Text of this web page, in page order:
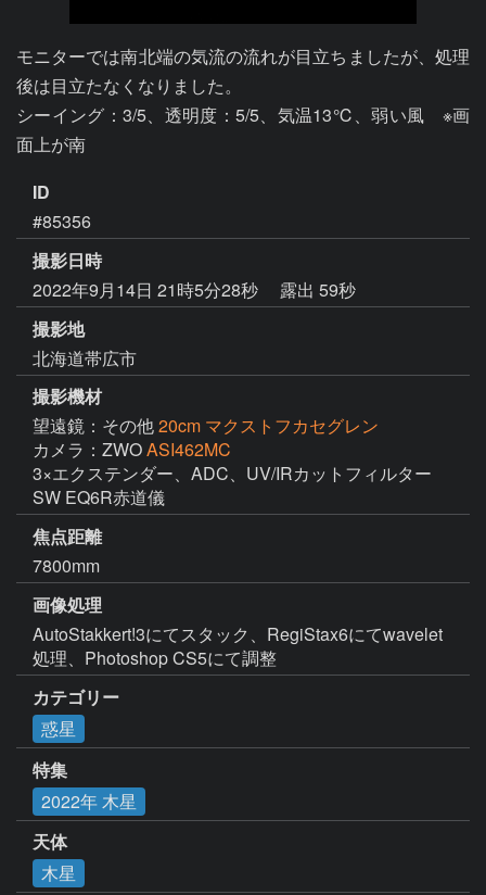
モニターでは南北端の気流の流れが目立ちましたが、処理
後は目立たなくなりました。
シーイング：3/5、透明度：5/5、気温13℃、弱い風　※画
面上が南
ID
#85356
撮影日時
2022年9月14日 21時5分28秒
露出 59秒
撮影地
北海道帯広市
撮影機材
望遠鏡：その他20cm マクストフカセグレン
カメラ：ZWOASI462MC
3×エクステンダー、ADC、UV/IRカットフィルター
SW EQ6R赤道儀
焦点距離
7800mm
画像処理
AutoStakkert!3にてスタック、RegiStax6にてwavelet
処理、Photoshop CS5にて調整
カテゴリー
惑星
特集
2022年 木星
天体
木星